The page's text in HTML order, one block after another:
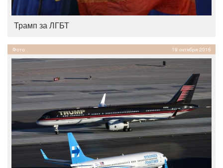
Трамп за ЛГБТ
Фото 19 октября 2016